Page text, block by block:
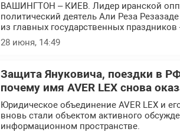
ВАШИНГТОН – КИЕВ. Лидер иранской
политический деятель Али Реза
из главных государственных
28 июня, 14:49
Защита Януковича, поездки в
почему имя AVER LEX снова
Юридическое объединение AVER LEX и
вновь стали объектом активного
информационном пространстве.